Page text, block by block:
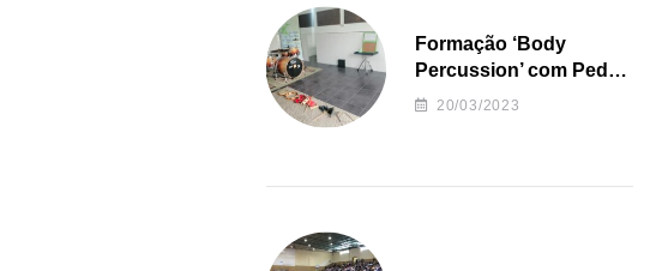
Formação ‘Body
Percussion’ com Pedro
Almeida
20/03/2023